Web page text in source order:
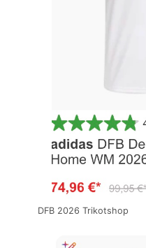
DFB 2026 Trikotshop